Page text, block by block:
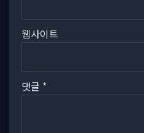
웹사이트
댓글 *